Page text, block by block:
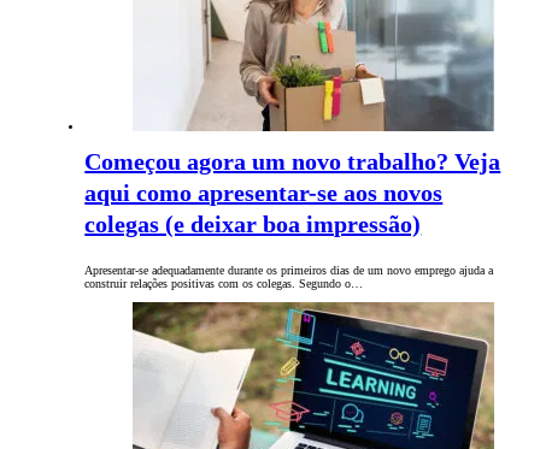
Começou agora um novo trabalho? Veja
aqui como apresentar-se aos novos
colegas (e deixar boa impressão)
Apresentar-se adequadamente durante os primeiros dias de um novo emprego ajuda a
construir relações positivas ​​com os colegas. Segundo o…